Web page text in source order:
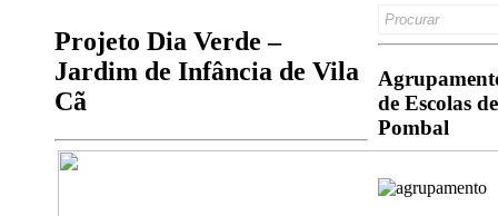
Projeto Dia Verde –
Jardim de Infância de Vila
Cã
Search
de Escolas de
Pombal